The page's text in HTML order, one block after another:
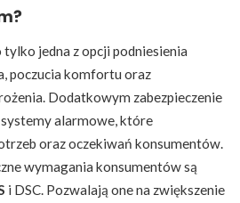
tylko jedna z opcji podniesienia
poczucia komfortu oraz
Dodatkowym zabezpieczenie
alarmowe, które
oraz oczekiwań konsumentów.
wymagania konsumentów są
i DSC. Pozwalają one na zwiększenie